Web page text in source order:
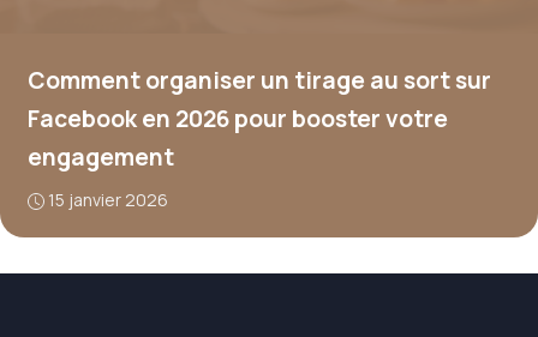
Comment organiser un tirage au sort sur
Facebook en 2026 pour booster votre
engagement
15 janvier 2026